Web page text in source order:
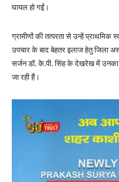
घायल हो गईं।
ग्रामीणों की तत्परता से उन्हें प्राथमिक
उपचार के बाद बेहतर इलाज हेतु जिला
सर्जन डॉ. के.पी. सिंह के देखरेख में
जा रही हैं।